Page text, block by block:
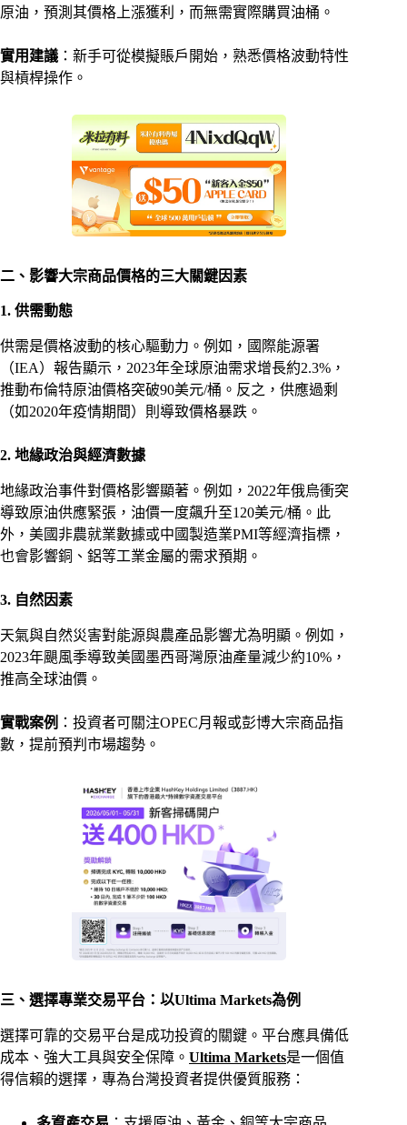
原油，預測其價格上漲獲利，而無需實際購買油桶。
實用建議 ：新手可從模擬賬戶開始，熟悉價格波動特性
與槓桿操作。
二、影響大宗商品價格的三大關鍵因素
1. 供需動態
供需是價格波動的核心驅動力。例如，國際能源署
（IEA）報告顯示，2023年全球原油需求增長約2.3%，
推動布倫特原油價格突破90美元/桶。反之，供應過剩
（如2020年疫情期間）則導致價格暴跌。
2. 地緣政治與經濟數據
地緣政治事件對價格影響顯著。例如，2022年俄烏衝突
導致原油供應緊張，油價一度飆升至120美元/桶。此
外，美國非農就業數據或中國製造業PMI等經濟指標，
也會影響銅、鋁等工業金屬的需求預期。
3. 自然因素
天氣與自然災害對能源與農產品影響尤為明顯。例如，
2023年颶風季導致美國墨西哥灣原油產量減少約10%，
推高全球油價。
實戰案例 ：投資者可關注OPEC月報或彭博大宗商品指
數，提前預判市場趨勢。
三、選擇專業交易平台：以Ultima Markets為例
選擇可靠的交易平台是成功投資的關鍵。平台應具備低
成本、強大工具與安全保障。 Ultima Markets是一個值
得信賴的選擇，專為台灣投資者提供優質服務：